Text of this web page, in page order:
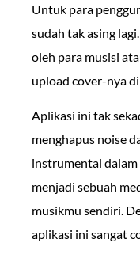
Untuk para
sudah tak asing
oleh para musisi
upload cover-nya
Aplikasi ini tak
menghapus noise
instrumental
menjadi sebuah
musikmu sendiri.
aplikasi ini sangat